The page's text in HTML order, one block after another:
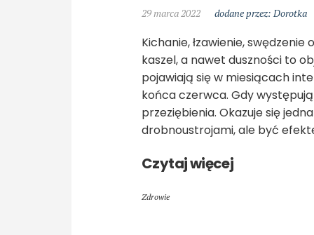
29 marca 2022 dodane przez: Dorotka
Kichanie, łzawienie,
kaszel, a nawet duszności to
pojawiają się w miesiącach
końca czerwca. Gdy
przeziębienia. Okazuje się
drobnoustrojami, ale być
Czytaj więcej
Zdrowie